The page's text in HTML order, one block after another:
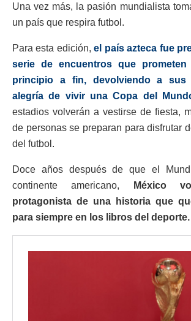
Una vez más, la pasión mundialista
un país que respira futbol.
Para esta edición, el país azteca fue
serie de encuentros que prometen
principio a fin, devolviendo a sus
alegría de vivir una Copa del
estadios volverán a vestirse de fiesta,
de personas se preparan para disfrutar
del futbol.
Doce años después de que el
continente americano,
México
protagonista de una historia que
para siempre en los libros del deporte.